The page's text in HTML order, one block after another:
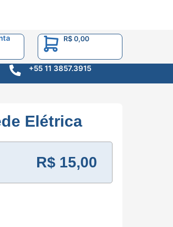
R$0,00
+55 11 3857.3915
Elétrica
R$ 15,00